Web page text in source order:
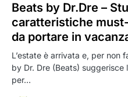
Beats by Dr.Dre –
caratteristiche
da portare in
L’estate è arrivata e, per non
by Dr. Dre (Beats)
per…